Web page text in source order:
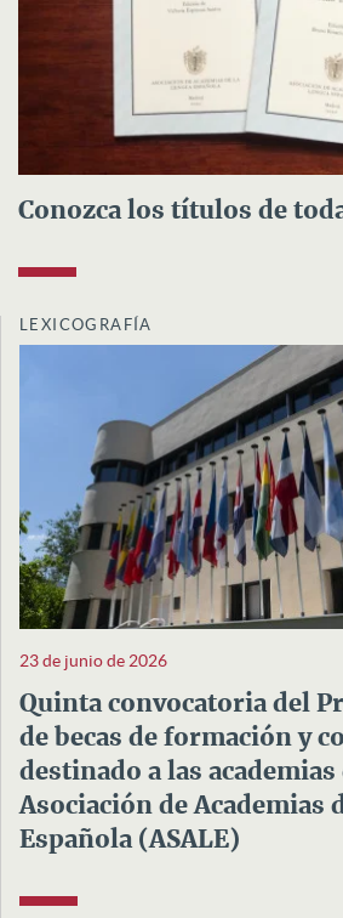
Conozca los títulos de
LEXICOGRAFÍA
23 de junio de 2026
Quinta convocatoria del
de becas de formación y
destinado a las academias
Asociación de Academias
Española (ASALE)